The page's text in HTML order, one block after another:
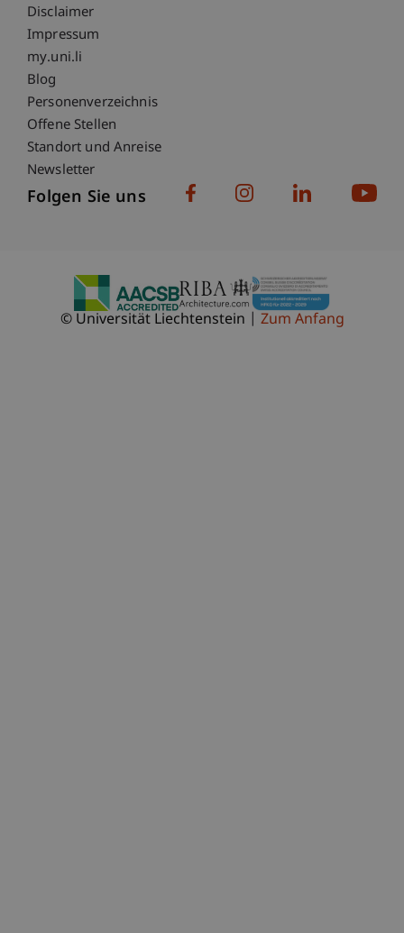
Disclaimer
Impressum
Fußzeile Subdomain-Verzeichnis
my.uni.li
Blog
Personenverzeichnis
Offene Stellen
Standort und Anreise
Newsletter
Folgen Sie uns
© Universität Liechtenstein Zum Anfang